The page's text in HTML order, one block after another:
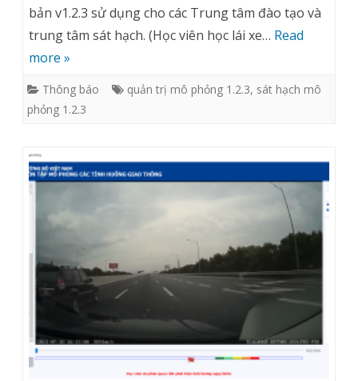
mềm
quản
và
Mô
version
[Chính
bản v1.2.3 sử dụng cho các Trung tâm đào tạo và
trung tâm sát hạch. (Học viên học lái xe… Read
more »
Thông báo quản trị mô phỏng 1.2.3, sát hạch mô
phỏng 1.2.3